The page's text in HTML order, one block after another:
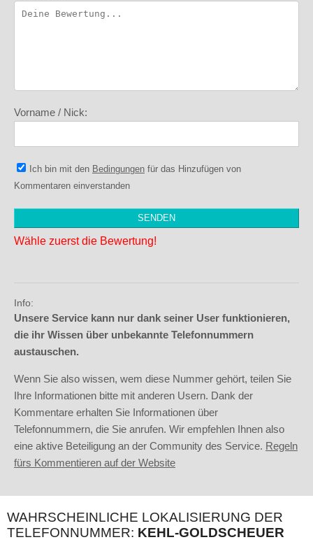
Vorname / Nick:
Ich bin mit den Bedingungen für das Hinzufügen von
Kommentaren einverstanden
Wähle zuerst die Bewertung!
Info:
Unsere Service kann nur dank seiner User funktionieren,
die ihr Wissen über unbekannte Telefonnummern
austauschen.
Wenn Sie also wissen, wem diese Nummer gehört, teilen Sie
Ihre Informationen bitte mit anderen Usern. Dank der
Kommentare erhalten Sie Informationen über
Telefonnummern, die Sie anrufen. Wir empfehlen Ihnen also
eine aktive Beteiligung an der Community des Service. Regeln
fürs Kommentieren auf der Website
WAHRSCHEINLICHE LOKALISIERUNG DER
TELEFONNUMMER: KEHL-GOLDSCHEUER